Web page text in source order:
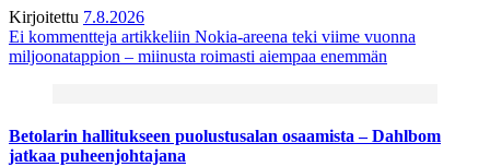
Kirjoitettu 7.8.2026
Ei kommentteja artikkeliin Nokia-areena teki viime vuonna
miljoonatappion – miinusta roimasti aiempaa enemmän
Betolarin hallitukseen puolustusalan osaamista – Dahlbom
jatkaa puheenjohtajana